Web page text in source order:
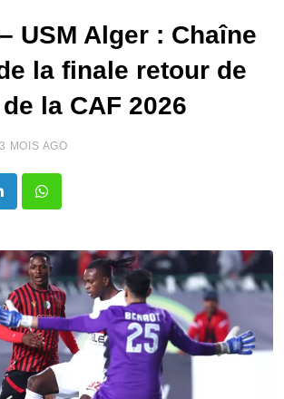
USM Alger : Chaîne
la finale retour de
la CAF 2026
3 MOIS AGO
LinkedInWhatsapp